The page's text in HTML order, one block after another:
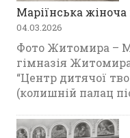
Маріїнська
04.03.2026
Фото Житомира –
гімназія
“Центр дитячої
(колишній палац